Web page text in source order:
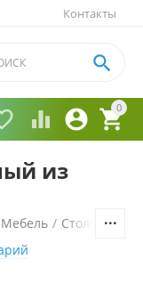
Контакты
0




из
Мебель / Столы и